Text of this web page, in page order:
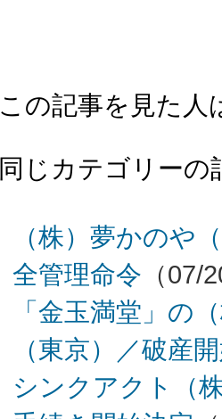
この記事を見た人
同じカテゴリーの
（株）夢かのや
全管理命令 （07/
「金玉満堂」の
（東京）／破産
シンクアクト（